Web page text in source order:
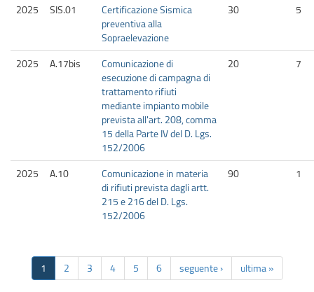
2025 SIS.01
Certificazione Sismica
preventiva alla
Sopraelevazione
30 5
2025 A.17bis
Comunicazione di
esecuzione di campagna di
trattamento rifiuti
mediante impianto mobile
prevista all'art. 208, comma
15 della Parte IV del D. Lgs.
152/2006
20 7
2025 A.10
Comunicazione in materia
di rifiuti prevista dagli artt.
215 e 216 del D. Lgs.
152/2006
90 1
1 2 3 4 5 6 seguente › ultima »